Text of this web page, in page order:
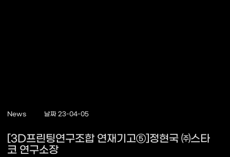
News 날짜 23-04-05
[3D프린팅연구조합 연재기고⑤]정현국 ㈜스타
코 연구소장